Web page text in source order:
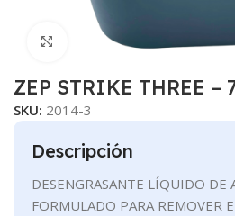
Clic para ampliar
ZEP STRIKE THREE –
SKU: 2014-3
Descripción
DESENGRASANTE LÍQUIDO
FORMULADO PARA REMOVER